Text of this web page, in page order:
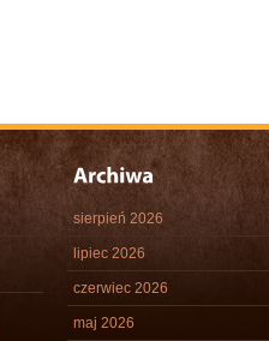
sierpień 2026
lipiec 2026
czerwiec 2026
maj 2026